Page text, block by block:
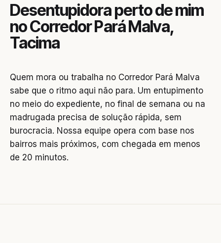
Desentupidora perto de mim
no Corredor Pará Malva,
Tacima
Quem mora ou trabalha no Corredor Pará Malva
sabe que o ritmo aqui não para. Um entupimento
no meio do expediente, no final de semana ou na
madrugada precisa de solução rápida, sem
burocracia. Nossa equipe opera com base nos
bairros mais próximos, com chegada em menos
de 20 minutos.